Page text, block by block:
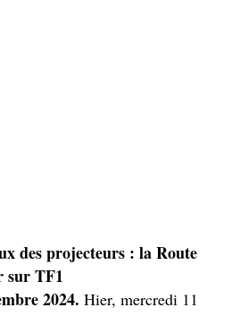
des projecteurs : la Route
sur TF1
2024. Hier, mercredi 11